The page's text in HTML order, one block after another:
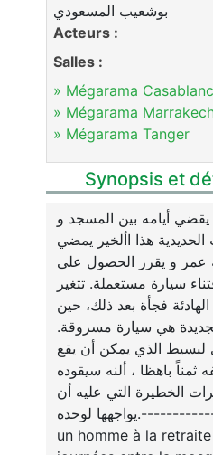
بوشعيب المسعودي
Acteurs :
Salles :
» Mégarama
» Mégarama
» Mégarama Tanger
Synopsis et
أيامه بين المسجد و
هذا األخير يمضي
و يقرر الحصول على
سيارة مستعملة. تتغير
فجأة بعد ذلك، حين
هي سيارة مسروقة.
لبسيط الذي يمكن أن يقع
باهظا ، ألنه سيقوده
الخطيرة التي عليه أن
يواجهها لوحده.----------------Belkacem est
un homme à la